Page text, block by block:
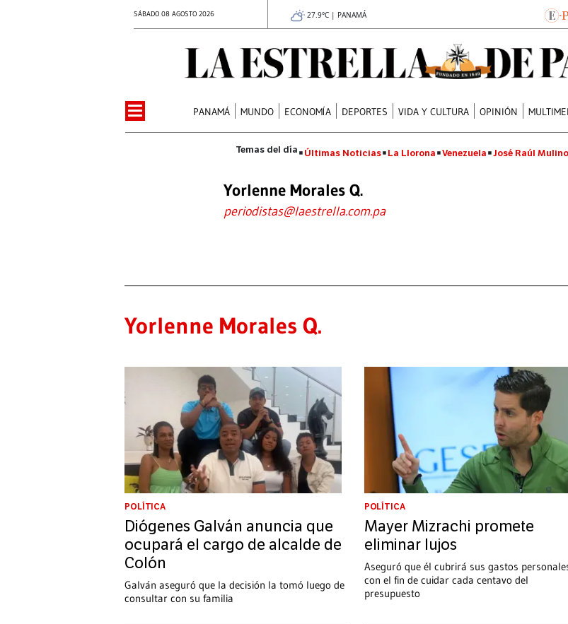
SÁBADO 08 AGOSTO 2026 27.9°C | PANAMÁ
PANAMÁ MUNDO ECONOMÍA DEPORTES VIDA Y CULTURA OPINIÓN
Últimas Noticias La Llorona Venezuela José Raúl Mulino
Yorlenne Morales Q.
periodistas@laestrella.com.pa
Yorlenne Morales Q.
POLÍTICA
Diógenes Galván anuncia que
ocupará el cargo de alcalde de
Colón
Galván aseguró que la decisión la tomó luego de
consultar con su familia
POLÍTICA
Mayer Mizrachi promete
eliminar lujos
Aseguró que él cubrirá sus gastos
con el fin de cuidar cada centavo del
presupuesto